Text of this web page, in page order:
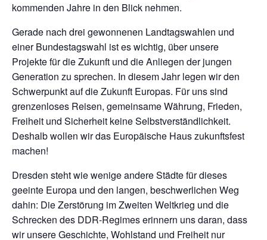
kommenden Jahre in den Blick nehmen.
Gerade nach drei gewonnenen Landtagswahlen und
einer Bundestagswahl ist es wichtig, über unsere
Projekte für die Zukunft und die Anliegen der jungen
Generation zu sprechen. In diesem Jahr legen wir den
Schwerpunkt auf die Zukunft Europas. Für uns sind
grenzenloses Reisen, gemeinsame Währung, Frieden,
Freiheit und Sicherheit keine Selbstverständlichkeit.
Deshalb wollen wir das Europäische Haus zukunftsfest
machen!
Dresden steht wie wenige andere Städte für dieses
geeinte Europa und den langen, beschwerlichen Weg
dahin: Die Zerstörung im Zweiten Weltkrieg und die
Schrecken des DDR-Regimes erinnern uns daran, dass
wir unsere Geschichte, Wohlstand und Freiheit nur